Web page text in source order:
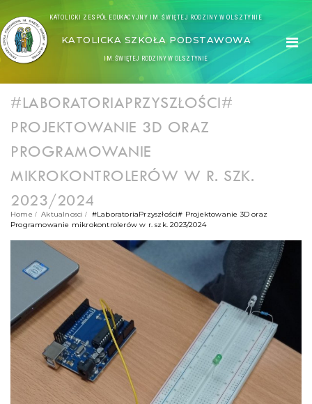
KATOLICKI ZESPÓŁ EDUKACYJNY IM. ŚWIĘTEJ RODZINY W OLSZTYNIE
KATOLICKA SZKOŁA PODSTAWOWA
IM. ŚWIĘTEJ RODZINY W OLSZTYNIE
#LABORATORIAPRZYSZŁOŚCI#
PROJEKTOWANIE 3D ORAZ
PROGRAMOWANIE
MIKROKONTROLERÓW W R. SZK.
2023/2024
Home Aktualnosci
#LaboratoriaPrzyszłości# Projektowanie 3D oraz
Programowanie mikrokontrolerów w r. szk. 2023/2024